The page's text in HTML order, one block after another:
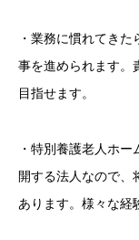
・業務に慣れてき
事を進められます。
目指せます。
・特別養護老人ホ
開する法人なので、
あります。様々な経